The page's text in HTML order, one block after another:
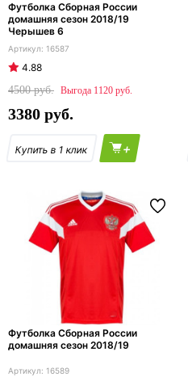
Футболка Сборная России
домашняя сезон 2018/19
Черышев 6
16587
4.88
4500
1120
3380
+
Футболка Сборная России
домашняя сезон 2018/19
16589